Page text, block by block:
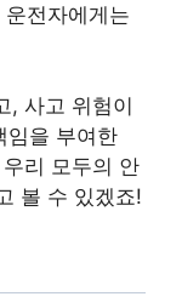
전자에게는
, 사고 위험이
임을 부여한
리 모두의 안
볼 수 있겠죠!